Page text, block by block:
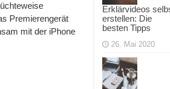
Premierengerät
mit der iPhone
Erklärvideos
erstellen: Die
besten Tipps
26. Mai 2020